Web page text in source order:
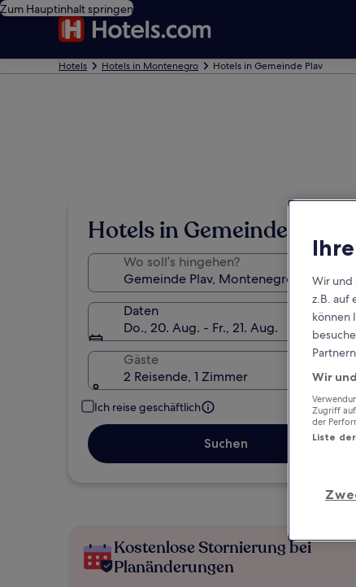
Zum Hauptinhalt springen
Hotels Hotels in Montenegro Hotels in Gemeinde Plav
Hotels in Gemeinde Plav
Wo soll’s hingehen?
Daten
Do., 20. Aug. - Fr., 21. Aug.
Gäste
2 Reisende, 1 Zimmer
Ich reise geschäftlich
Suchen
Kostenlose Stornierung bei
Planänderungen
Wir und
z.B. auf
können
Wir
Zugriff
der
Liste